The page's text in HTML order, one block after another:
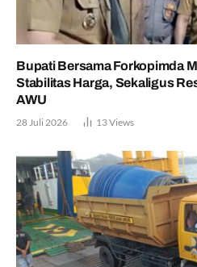
Bupati Bersama Forkopimda
Stabilitas Harga, Sekaligus
AWU
28 Juli 2026 13Views